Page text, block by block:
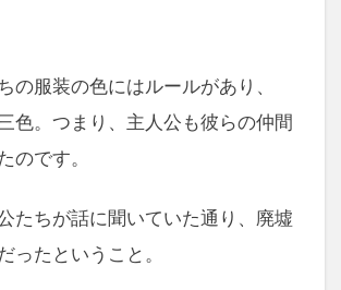
の服装の色にはルールがあり、
色。つまり、主人公も彼らの仲間
のです。
たちが話に聞いていた通り、廃墟
ったということ。